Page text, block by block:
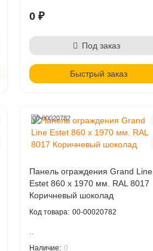
0 ₽
Под заказ
Быстрый заказ
00-00020782
Панель ограждения Grand Line
Estet 860 х 1970 мм. RAL 8017
Коричневый шоколад
00-00020782
0